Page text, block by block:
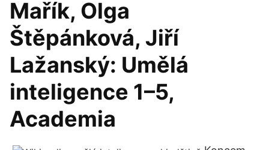
Mařík, Olga
Štěpánková, Jiří
Lažanský: Umělá
inteligence 1–5,
Academia